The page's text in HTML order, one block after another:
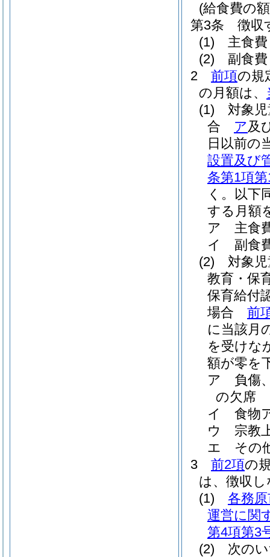
(給食費の
第3条
徴収
(1)
主食
(2)
副食
2
前項の規
の月額は、
(1)
対象
合 ア及
日以前の
設置及び
条第1項
く。以下
する月額
ア
主食
イ
副食
(2)
対象
教育・保
保育給付
場合 前
に当該月
を受けな
額が零を
ア
負傷
の欠席
イ
食物
ウ
宗教
エ
その
3
前2項の
は、徴収
(1)
各務
運営に関
第4項第3
(2)
次の